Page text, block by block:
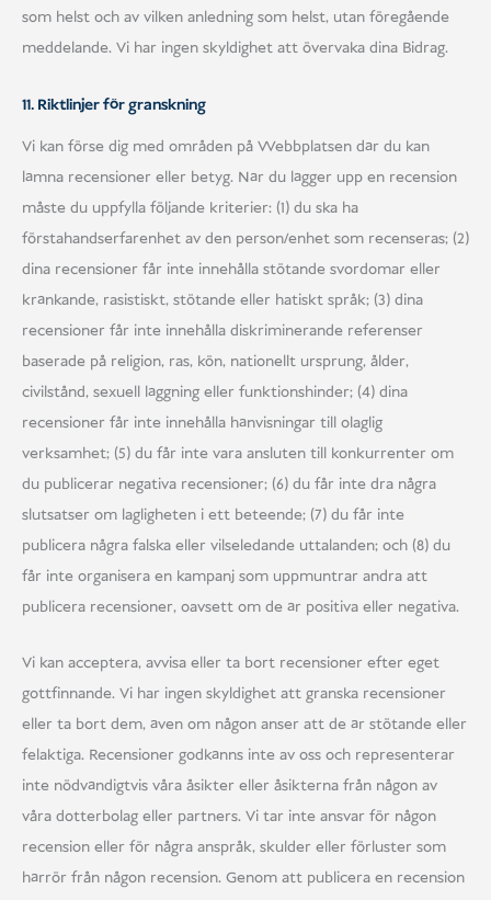
som helst och av vilken anledning som helst, utan föregående
meddelande. Vi har ingen skyldighet att övervaka dina Bidrag.
11. Riktlinjer för granskning
Vi kan förse dig med områden på Webbplatsen där du kan
lämna recensioner eller betyg. När du lägger upp en recension
måste du uppfylla följande kriterier: (1) du ska ha
förstahandserfarenhet av den person/enhet som recenseras; (2)
dina recensioner får inte innehålla stötande svordomar eller
kränkande, rasistiskt, stötande eller hatiskt språk; (3) dina
recensioner får inte innehålla diskriminerande referenser
baserade på religion, ras, kön, nationellt ursprung, ålder,
civilstånd, sexuell läggning eller funktionshinder; (4) dina
recensioner får inte innehålla hänvisningar till olaglig
verksamhet; (5) du får inte vara ansluten till konkurrenter om
du publicerar negativa recensioner; (6) du får inte dra några
slutsatser om lagligheten i ett beteende; (7) du får inte
publicera några falska eller vilseledande uttalanden; och (8) du
får inte organisera en kampanj som uppmuntrar andra att
publicera recensioner, oavsett om de är positiva eller negativa.
Vi kan acceptera, avvisa eller ta bort recensioner efter eget
gottfinnande. Vi har ingen skyldighet att granska recensioner
eller ta bort dem, även om någon anser att de är stötande eller
felaktiga. Recensioner godkänns inte av oss och representerar
inte nödvändigtvis våra åsikter eller åsikterna från någon av
våra dotterbolag eller partners. Vi tar inte ansvar för någon
recension eller för några anspråk, skulder eller förluster som
härrör från någon recension. Genom att publicera en recension